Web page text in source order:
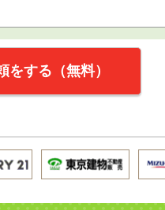
をする（無料）